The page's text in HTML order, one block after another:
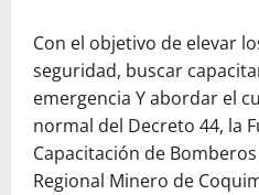
Con el objetivo de elevar
seguridad, buscar
emergencia Y abordar el
normal del Decreto 44, la
Capacitación de
Regional Minero de